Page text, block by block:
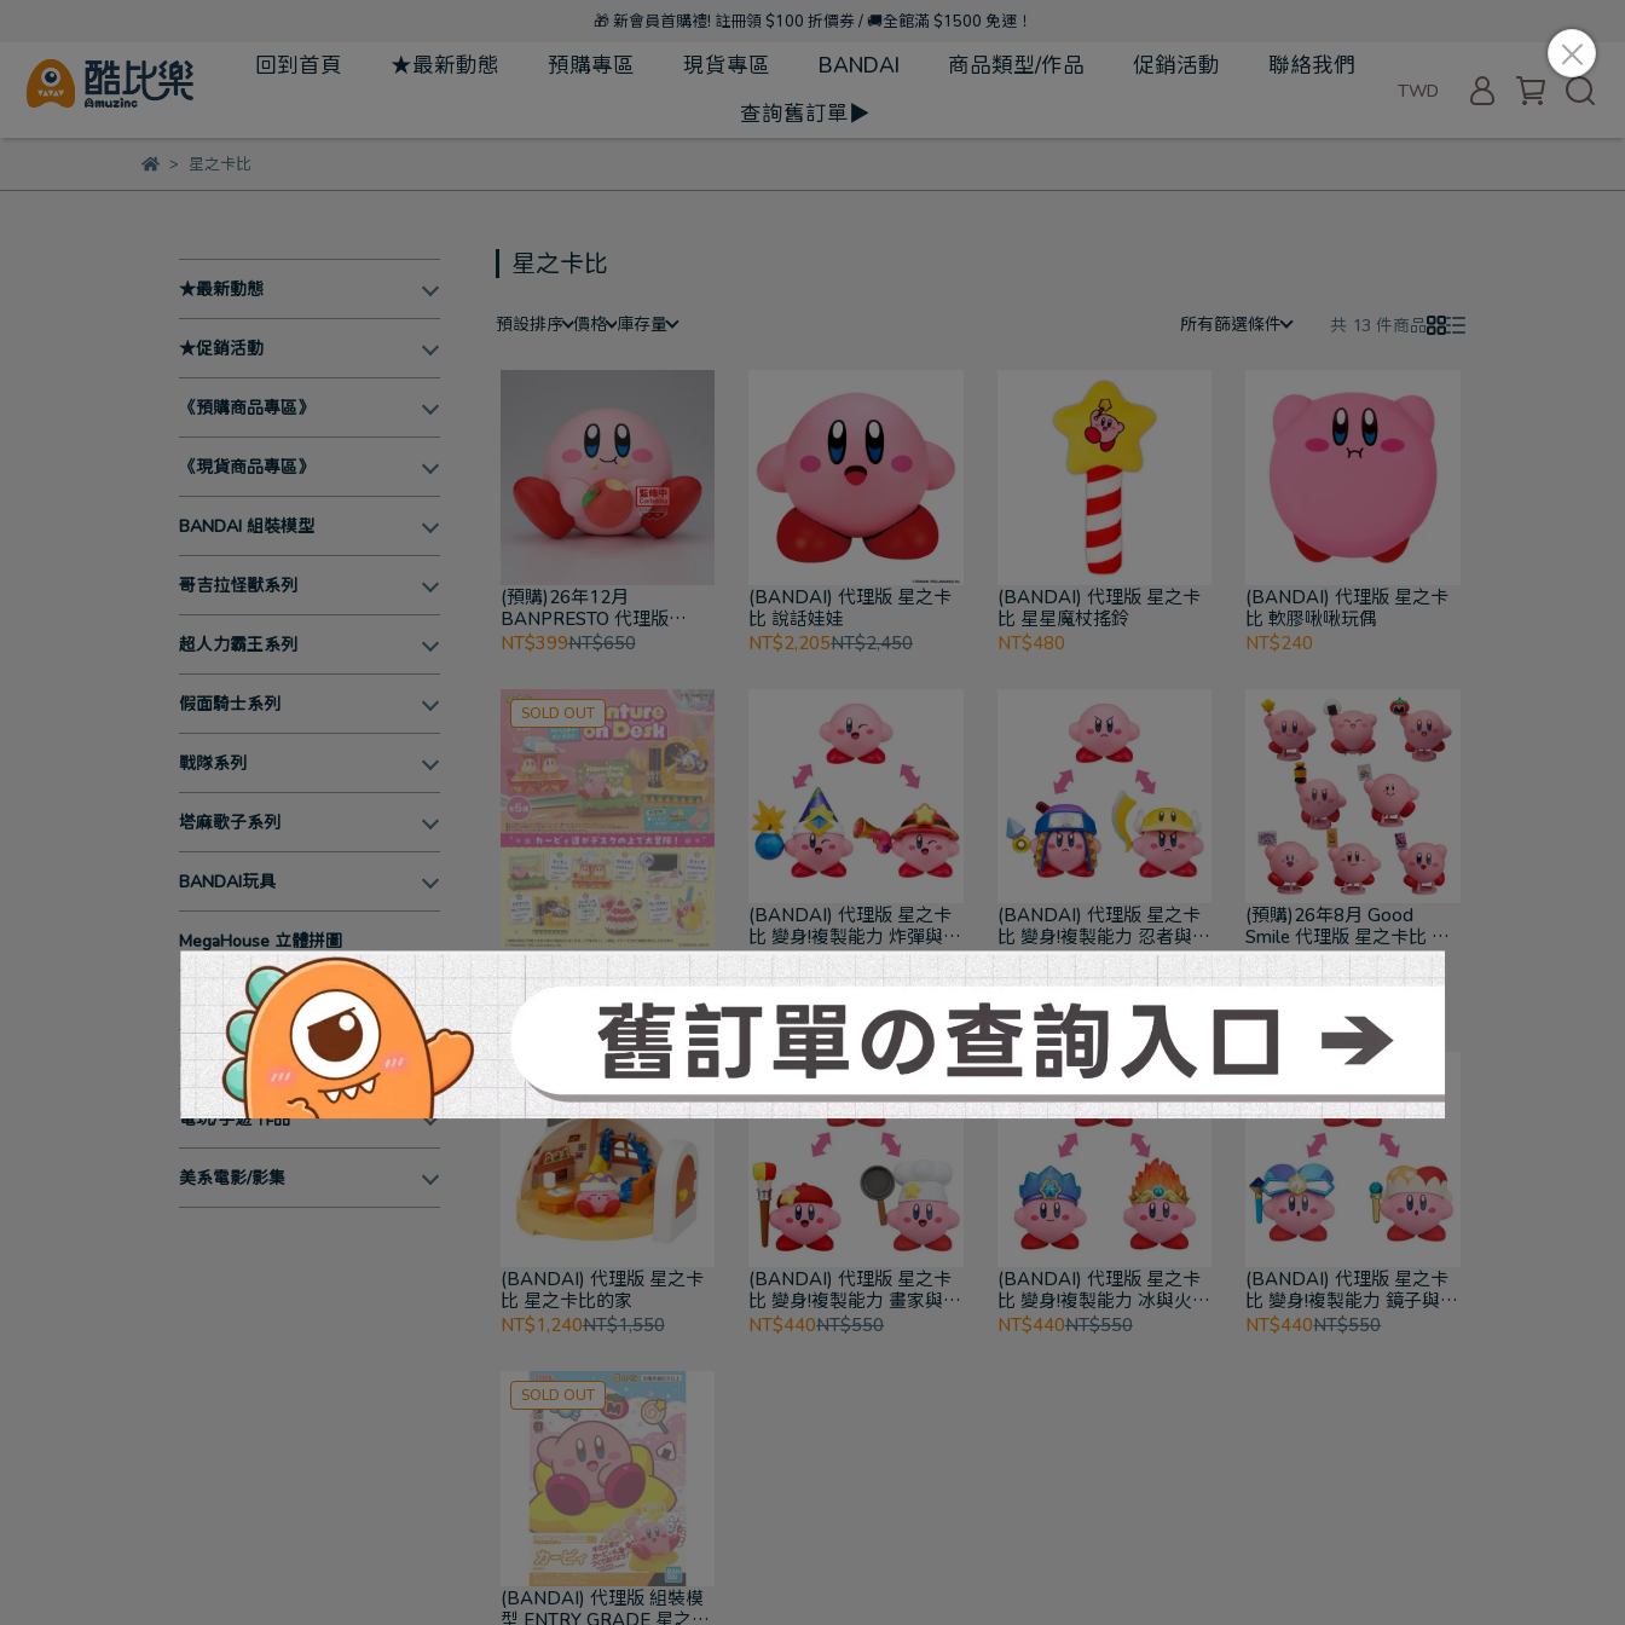
🎁 新會員首購禮! 註冊領 $100 折價券 / 🚚全館滿 $1500 免運！
回到首頁 ★最新動態 預購專區 現貨專區 BANDAI 商品類型/作品 促銷活動
聯絡我們
查詢舊訂單▶
TWD
星之卡比
★最新動態
★促銷活動
《預購商品專區》
《現貨商品專區》
BANDAI 組裝模型
哥吉拉怪獸系列
超人力霸王系列
假面騎士系列
戰隊系列
塔麻歌子系列
BANDAI玩具
MegaHouse 立體拼圖
商品類型
動畫/漫畫/插畫 作品
電玩/手遊 作品
美系電影/影集
星之卡比
預設排序 價格 庫存量 所有篩選條件 共 13 件商品
(預購)26年12月
BANPRESTO 代理版
SOFVIMATES 星之卡比 卡
NT$399NT$650
(BANDAI) 代理版 星之卡
比 說話娃娃
NT$2,205NT$2,450
(BANDAI) 代理版 星之卡
比 星星魔杖搖鈴
NT$480
(BANDAI) 代理版 星之卡
比 軟膠啾啾玩偶
NT$240
SOLD OUT
(預購)26年8月 Re-MeNT
星之卡比 DesQ 桌上冒險
盒玩 中盒6入
NT$1,150 NT$1,380
(BANDAI) 代理版 星之卡
比 變身!複製能力 炸彈與遊
俠 公仔
NT$495 NT$550
(BANDAI) 代理版 星之卡
比 變身!複製能力 忍者與切
割者 公仔
NT$495 NT$550
(預購)26年8月 Good
Smile 代理版 星之卡比 卡
比 豪華版 Corocoroid 一中
盒8入
NT$1,330 NT$1,600
(BANDAI) 代理版 星之卡
比 星之卡比的家
NT$1,240NT$1,550
(BANDAI) 代理版 星之卡
比 變身!複製能力 畫家與廚
師 公仔
NT$440NT$550
(BANDAI) 代理版 星之卡
比 變身!複製能力 冰與火
公仔
NT$440NT$550
(BANDAI) 代理版 星之卡
比 變身!複製能力 鏡子與光
束 公仔
NT$440NT$550
SOLD OUT
(BANDAI) 代理版 組裝模
型 ENTRY GRADE 星之卡